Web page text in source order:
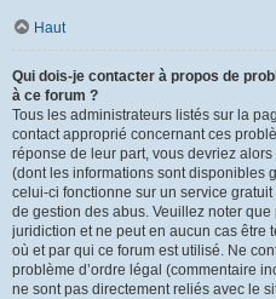
Haut
Qui dois-je contacter à propos de
à ce forum ?
Tous les administrateurs listés sur la
contact approprié concernant ces
réponse de leur part, vous devriez
(dont les informations sont disponibles
celui-ci fonctionne sur un service
de gestion des abus. Veuillez noter
juridiction et ne peut en aucun cas être
où et par qui ce forum est utilisé. Ne
problème d’ordre légal (commentaire
ne sont pas directement reliés avec le